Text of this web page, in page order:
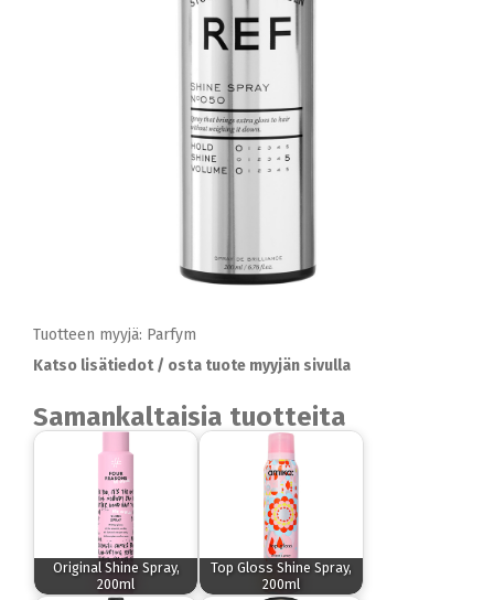
Tuotteen myyjä: Parfym
Katso lisätiedot / osta tuote myyjän sivulla
Samankaltaisia tuotteita
Original Shine Spray,
200ml
Top Gloss Shine Spray,
200ml